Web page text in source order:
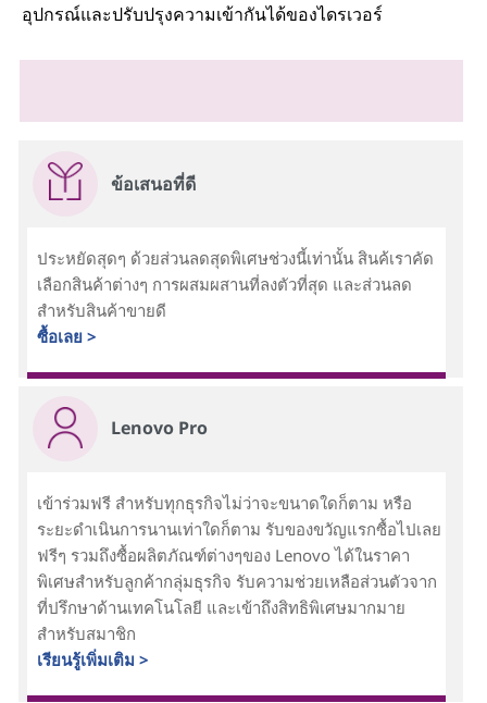
อุปกรณ์และปรับปรุงความเข้ากันได้ของไดรเวอร์
ข้อเสนอที่ดี
ประหยัดสุดๆ ด้วยส่วนลดสุดพิเศษช่วงนี้เท่านั้น สินค้เราคัด
เลือกสินค้าต่างๆ การผสมผสานที่ลงตัวที่สุด และส่วนลด
สำหรับสินค้าขายดี
ซื้อเลย >
Lenovo Pro
เข้าร่วมฟรี สำหรับทุกธุรกิจไม่ว่าจะขนาดใดก็ตาม หรือ
ระยะดำเนินการนานเท่าใดก็ตาม รับของขวัญแรกซื้อไปเลย
ฟรีๆ รวมถึงซื้อผลิตภัณฑ์ต่างๆของ Lenovo ได้ในราคา
พิเศษสำหรับลูกค้ากลุ่มธุรกิจ รับความช่วยเหลือส่วนตัวจาก
ที่ปรึกษาด้านเทคโนโลยี และเข้าถึงสิทธิพิเศษมากมาย
สำหรับสมาชิก
เรียนรู้เพิ่มเติม >